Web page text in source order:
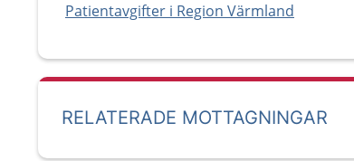
Patientavgifter i Region Värmland
RELATERADE MOTTAGNINGAR